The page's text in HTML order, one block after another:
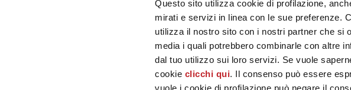
Questo sito utilizza cookie di profilazione,
mirati e servizi in linea con le sue preferenze.
utilizza il nostro sito con i nostri partner che si
media i quali potrebbero combinarle con altre
dal tuo utilizzo sui loro servizi. Se vuole
cookie clicchi qui. Il consenso può essere
vuole i cookie di profilazione può negare il
Viale Monte Santo, 40 - 41049 Sassuolo (MO) - Italy
Capitale Sociale: 2.500.000 euro - Codice fiscale e P.IVA 00853700367